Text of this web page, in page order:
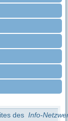
desInfo-